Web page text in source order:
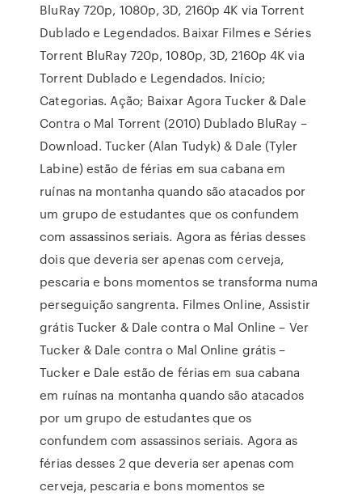
BluRay 720p, 1080p, 3D, 2160p 4K via Torrent
Dublado e Legendados. Baixar Filmes e Séries
Torrent BluRay 720p, 1080p, 3D, 2160p 4K via
Torrent Dublado e Legendados. Início;
Categorias. Ação; Baixar Agora Tucker & Dale
Contra o Mal Torrent (2010) Dublado BluRay –
Download. Tucker (Alan Tudyk) & Dale (Tyler
Labine) estão de férias em sua cabana em
ruínas na montanha quando são atacados por
um grupo de estudantes que os confundem
com assassinos seriais. Agora as férias desses
dois que deveria ser apenas com cerveja,
pescaria e bons momentos se transforma numa
perseguição sangrenta. Filmes Online, Assistir
grátis Tucker & Dale contra o Mal Online – Ver
Tucker & Dale contra o Mal Online grátis –
Tucker e Dale estão de férias em sua cabana
em ruínas na montanha quando são atacados
por um grupo de estudantes que os
confundem com assassinos seriais. Agora as
férias desses 2 que deveria ser apenas com
cerveja, pescaria e bons momentos se